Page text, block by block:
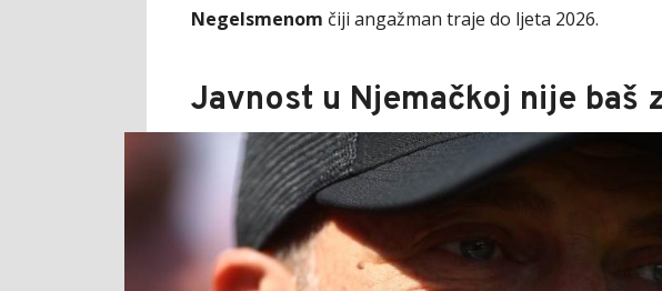
Negelsmenom čiji angažman traje do ljeta 2026.
Javnost u Njemačkoj nije baš